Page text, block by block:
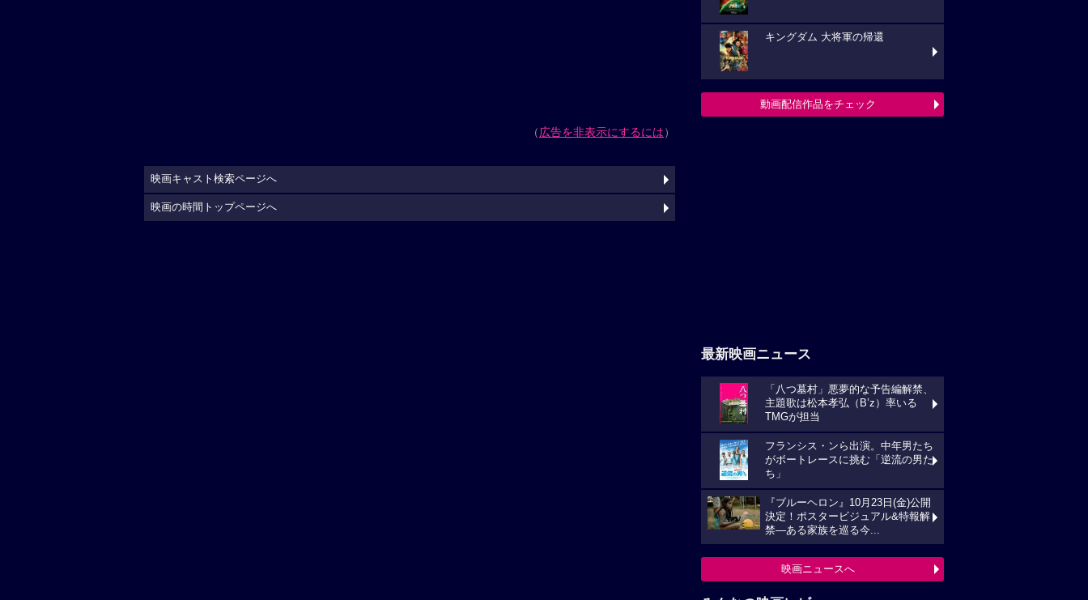
（広告を非表示にするには）
キングダム 大将軍の帰還
動画配信作品をチェック
最新映画ニュース
「八つ墓村」悪夢的な予告編解禁、
主題歌は松本孝弘（B’z）率いる
TMGが担当
フランシス・ンら出演。中年男たち
がボートレースに挑む「逆流の男た
ち」
『ブルーヘロン』10月23日(金)公開
決定！ポスタービジュアル&特報解
禁―ある家族を巡る今...
映画ニュースへ
映画キャスト検索ページへ
映画の時間トップページへ